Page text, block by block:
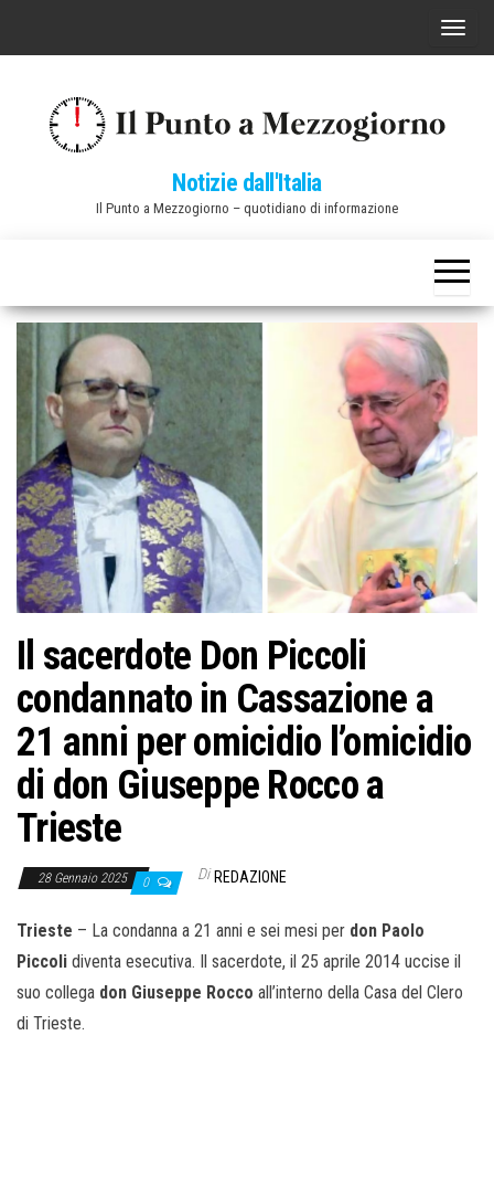
C
a
v
z
o
e
Notizie dall'Italia
Il Punto a Mezzogiorno – quotidiano di informazione
Il sacerdote Don Piccoli
condannato in Cassazione a
21 anni per omicidio l’omicidio
di don Giuseppe Rocco a
Trieste
28 Gennaio 2025 0 Di REDAZIONE
Trieste – La condanna a 21 anni e sei mesi per don Paolo
Piccoli diventa esecutiva. Il sacerdote, il 25 aprile 2014 uccise il
suo collega don Giuseppe Rocco all’interno della Casa del Clero
di Trieste.